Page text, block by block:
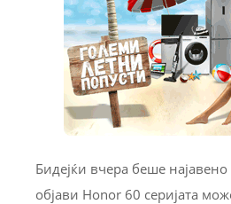
Бидејќи вчера беше најавено
објави Honor 60 серијата